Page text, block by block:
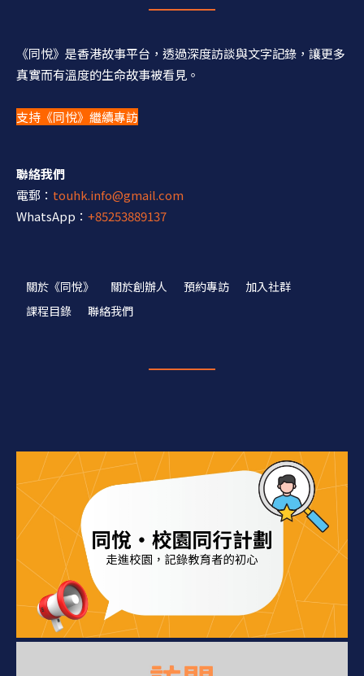
《同悅》是香港故事平台，透過深度訪談與文字記錄，讓更多
真實而有溫度的生命故事被看見。
支持《同悅》繼續專訪
聯絡我們
電郵： touhk.info@gmail.com
WhatsApp： +85253889137
關於《同悅》 關於創辦人 預約專訪
加入社群
課程目錄
聯絡我們